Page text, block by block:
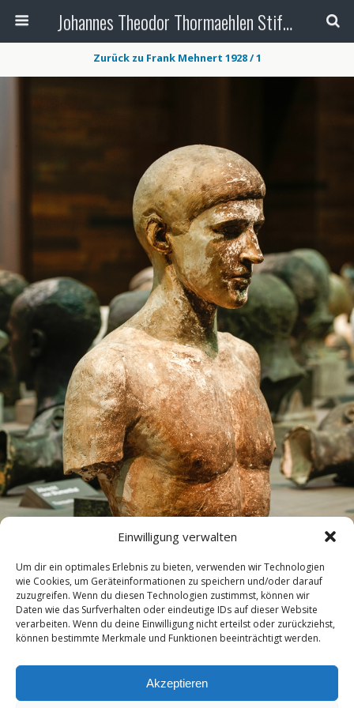
Einwilligung verwalten
Um dir ein optimales Erlebnis zu bieten, verwenden wir Technologien
wie Cookies, um Geräteinformationen zu speichern und/oder darauf
zuzugreifen. Wenn du diesen Technologien zustimmst, können wir
Daten wie das Surfverhalten oder eindeutige IDs auf dieser Website
verarbeiten. Wenn du deine Einwilligung nicht erteilst oder zurückziehst,
können bestimmte Merkmale und Funktionen beeinträchtigt werden.
Akzeptieren
Johannes Theodor Thormaehlen Stiftung
Zurück zu Frank Mehnert 1928 / 1
nächste in Galerie »
Zum Seitenanfang